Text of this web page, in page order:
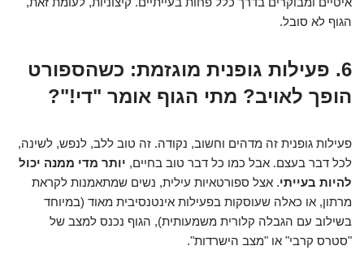
הגוף לא סובל.
6. פעילות גופנית מוגזמת: כשהספורט
הופך לאויב? מתי הגוף אומר "די!"?
פעילות גופנית זה מדהים וחשוב, נקודה. זה טוב ללב, לנפש, לשינה,
לכל דבר בעצם. אבל כמו כל דבר טוב בחיים, יותר מדי ממנה יכול
להיות בעייתי. אצל ספורטאיות עילית, נשים שמתאמנות לקראת
מרתון, או כאלה שעוסקות בפעילות אינטנסיבית מאוד (במיוחד
בשילוב עם הגבלה קלורית משמעותית), הגוף נכנס למצב של
"סטרס קרבי" או "מצב הישרדות".